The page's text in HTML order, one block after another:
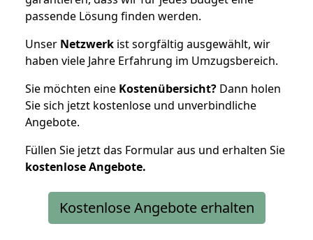
passende Lösung finden werden.
Unser Netzwerk ist sorgfältig ausgewählt, wir
haben viele Jahre Erfahrung im Umzugsbereich.
Sie möchten eine Kostenübersicht? Dann holen
Sie sich jetzt kostenlose und unverbindliche
Angebote.
Füllen Sie jetzt das Formular aus und erhalten Sie
kostenloseAngebote.
Kostenlose Angebote erhalten